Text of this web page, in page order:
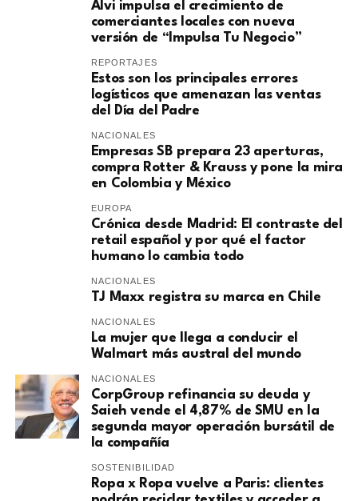
Alvi impulsa el crecimiento de
comerciantes locales con nueva
versión de “Impulsa Tu Negocio”
REPORTAJES
Estos son los principales errores
logísticos que amenazan las ventas
del Día del Padre
NACIONALES
Empresas SB prepara 23 aperturas,
compra Rotter & Krauss y pone la mira
en Colombia y México
EUROPA
​Crónica desde Madrid: El contraste del
retail español y por qué el factor
humano lo cambia todo
NACIONALES
TJ Maxx registra su marca en Chile
NACIONALES
La mujer que llega a conducir el
Walmart más austral del mundo
NACIONALES
CorpGroup refinancia su deuda y
Saieh vende el 4,87% de SMU en la
segunda mayor operación bursátil de
la compañía
SOSTENIBILIDAD
Ropa x Ropa vuelve a Paris: clientes